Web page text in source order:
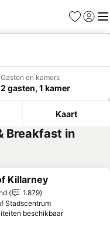
Favorieten
Gasten en kamers
2 gasten, 1 kamer
Kaart
Breakfast in
aan favorieten
Killarney
1.879
Stadscentrum
beschikbaar